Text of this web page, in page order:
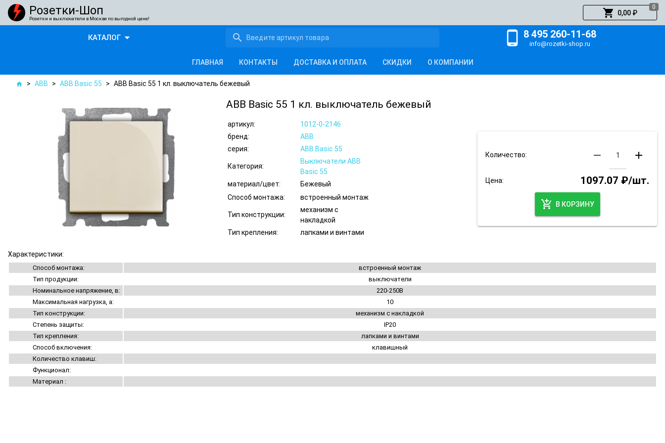
Розетки-Шоп
Розетки и выключатели в Москве по выгодной цене! shopping_cart 0,00 ₽
0
КАТАЛОГarrow_drop_down search phone_android 8 495 260-11-68
info@rozetki-shop.ru
ГЛАВНАЯ КОНТАКТЫ ДОСТАВКА И ОПЛАТА СКИДКИ О КОМПАНИИ
home > ABB > ABB Basic 55 > ABB Basic 55 1 кл. выключатель бежевый
ABB Basic 55 1 кл. выключатель бежевый
артикул:
1012-0-2146
бренд:
ABB
серия:
ABB Basic 55
Категория:
Выключатели ABB
Basic 55
материал/цвет:
Бежевый
Способ монтажа:
встроенный монтаж
Тип конструкции:
механизм с
накладкой
Тип крепления:
лапками и винтами
Количество: remove add
Цена:
1097.07 ₽/шт.
add_shopping_cart
В КОРЗИНУ
Характеристики:
Способ монтажа:
встроенный монтаж
Тип продукции:
выключатели
Номинальное напряжение, в:
220-250В
Максимальная нагрузка, а:
10
Тип конструкции:
механизм с накладкой
Степень защиты:
IP20
Тип крепления:
лапками и винтами
Способ включения:
клавишный
Количество клавиш:
Функционал:
Материал :